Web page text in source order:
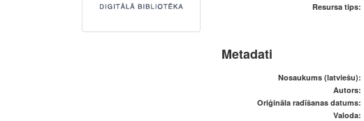
Resursa tips:
Metadati
Nosaukums (latviešu):
Autors:
Oriģināla radīšanas datums:
Valoda: